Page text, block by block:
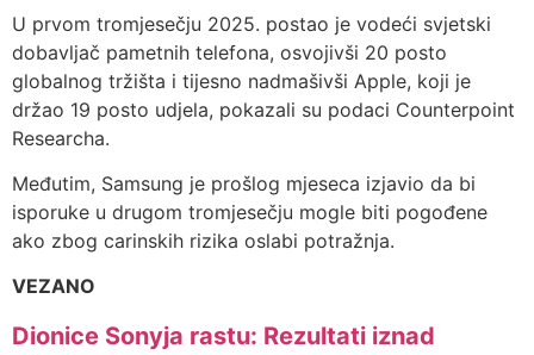
U prvom tromjesečju 2025. postao je vodeći svjetski
dobavljač pametnih telefona, osvojivši 20 posto
globalnog tržišta i tijesno nadmašivši Apple, koji je
držao 19 posto udjela, pokazali su podaci Counterpoint
Researcha.
Međutim, Samsung je prošlog mjeseca izjavio da bi
isporuke u drugom tromjesečju mogle biti pogođene
ako zbog carinskih rizika oslabi potražnja.
VEZANO
Dionice Sonyja rastu: Rezultati iznad